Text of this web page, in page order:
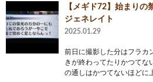
【メギド72】始まりの
ジェネレイト
2025.01.29
前日に撮影した分はフラカ
きが終わってたりかつてな
の通しはかつてないほどに